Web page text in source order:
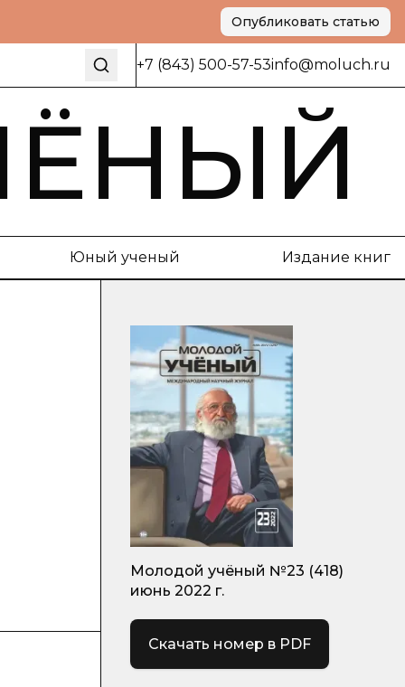
Опубликовать статью
+7 (843) 500-57-53info@moluch.ru
Юный ученый Издание книг
Молодой учёный №23 (418)
июнь 2022 г.
Скачать номер в PDF